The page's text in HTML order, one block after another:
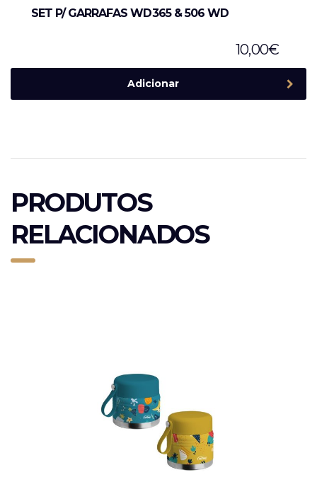
SET P/ GARRAFAS WD365 & 506 WD
10,00€
Adicionar
PRODUTOS
RELACIONADOS